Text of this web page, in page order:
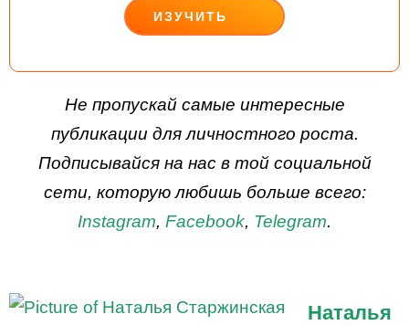
ИЗУЧИТЬ
Не пропускай самые интересные
публикации для личностного роста.
Подписывайся на нас в той социальной
сети, которую любишь больше всего:
Instagram, Facebook, Telegram.
Наталья